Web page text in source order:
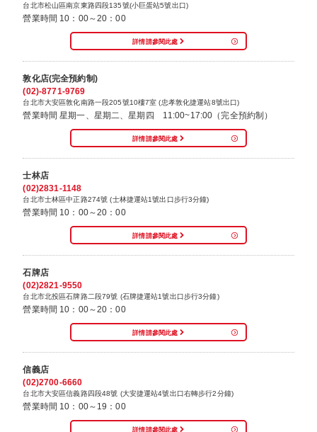
台北市松山區南京東路四段135號(小巨蛋站5號出口)
營業時間 10：00～20：00
詳情請參閱此處
敦化店(完全預約制)
(02)-8771-9769
台北市大安區敦化南路一段205號10樓7室 (忠孝敦化捷運站8號出口)
營業時間 星期一、星期二、星期四 11:00~17:00（完全預約制）
詳情請參閱此處
士林店
(02)2831-1148
台北市士林區中正路274號 (士林捷運站1號出口步行3分鐘)
營業時間 10：00～20：00
詳情請參閱此處
石牌店
(02)2821-9550
台北市北投區石牌路二段79號 (石牌捷運站1號出口步行3分鐘)
營業時間 10：00～20：00
詳情請參閱此處
信義店
(02)2700-6660
台北市大安區信義路四段48號 (大安捷運站4號出口右轉步行2分鐘)
營業時間 10：00～19：00
詳情請參閱此處